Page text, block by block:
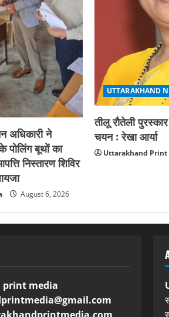
अधिकारी ने
पोलिंग बूथों का
निस्तारण शिविर
August 6, 2026
UTTARAKHAND
तीलू रौतेली
चयन : रेखा आर्या
Uttarakhand Print
media